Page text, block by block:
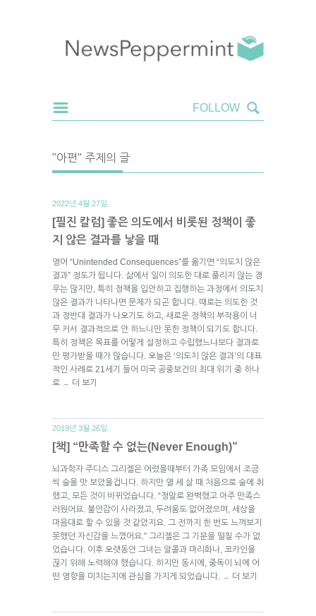
"아편" 주제의 글
2022년 4월 27일.
[필진 칼럼] 좋은 의도에서 비롯된 정책이 좋
지 않은 결과를 낳을 때
영어 “Unintended Consequences”를 옮기면 “의도치 않은
결과” 정도가 됩니다. 삶에서 일이 의도한 대로 풀리지 않는 경
우는 많지만, 특히 정책을 입안하고 집행하는 과정에서 의도치
않은 결과가 나타나면 문제가 되곤 합니다. 때로는 의도한 것
과 정반대 결과가 나오기도 하고, 새로운 정책의 부작용이 너
무 커서 결과적으로 안 하느니만 못한 정책이 되기도 합니다.
특히 정책은 목표를 어떻게 설정하고 수립했느냐보다 결과로
만 평가받을 때가 많습니다. 오늘은 ‘의도치 않은 결과’의 대표
적인 사례로 21세기 들어 미국 공중보건의 최대 위기 중 하나
로 → 더 보기
2019년 3월 26일.
[책] “만족할 수 없는(Never Enough)”
뇌과학자 주디스 그리젤은 어렸을때부터 가족 모임에서 조금
씩 술을 맛 보았을겁니다. 하지만 열 세 살 때 처음으로 술에 취
했고, 모든 것이 바뀌었습니다. “정말로 완벽했고 아주 만족스
러웠어요. 불안감이 사라졌고, 두려움도 없어졌으며, 세상을
마음대로 할 수 있을 것 같았지요. 그 전까지 한 번도 느껴보지
못했던 자신감을 느꼈어요.” 그리젤은 그 기분을 떨칠 수가 없
었습니다. 이후 오랫동안 그녀는 알콜과 마리화나, 코카인을
끊기 위해 노력해야 했습니다. 하지만 동시에, 중독이 뇌에 어
떤 영향을 미치는지에 관심을 가지게 되었습니다.
→ 더 보기